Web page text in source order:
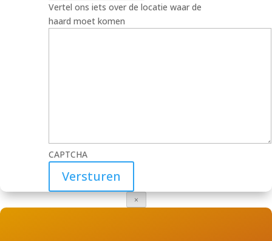
Vertel ons iets over de locatie waar de
haard moet komen
CAPTCHA
×